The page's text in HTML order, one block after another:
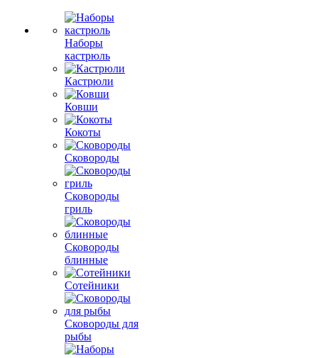
Наборы
кастрюль
Кастрюли
Ковши
Кокоты
Сковороды
Сковороды
гриль
Сковороды
блинные
Сотейники
Сковороды для
рыбы